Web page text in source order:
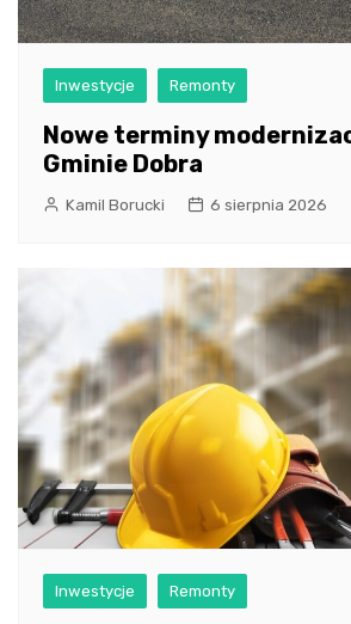
Inwestycje Remonty
Nowe terminy
Gminie Dobra
Kamil Borucki 6 sierpnia 2026
Inwestycje Remonty